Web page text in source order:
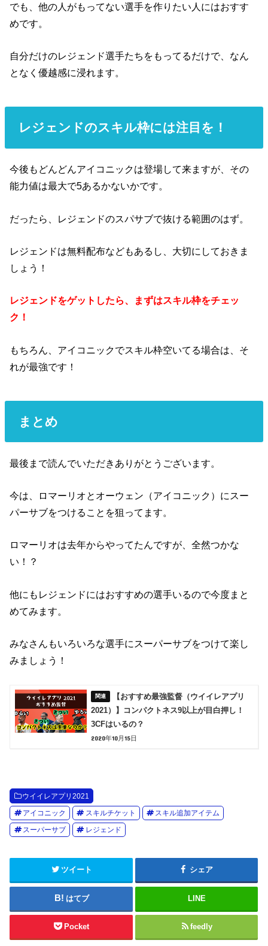
でも、他の人がもってない選手を作りたい人にはおすす
めです。
自分だけのレジェンド選手たちをもってるだけで、なん
となく優越感に浸れます。
レジェンドのスキル枠には注目を！
今後もどんどんアイコニックは登場して来ますが、その
能力値は最大で5あるかないかです。
だったら、レジェンドのスパサブで抜ける範囲のはず。
レジェンドは無料配布などもあるし、大切にしておきま
しょう！
レジェンドをゲットしたら、まずはスキル枠をチェッ
ク！
もちろん、アイコニックでスキル枠空いてる場合は、そ
れが最強です！
まとめ
最後まで読んでいただきありがとうございます。
今は、ロマーリオとオーウェン（アイコニック）にスー
パーサブをつけることを狙ってます。
ロマーリオは去年からやってたんですが、全然つかな
い！？
他にもレジェンドにはおすすめの選手いるので今度まと
めてみます。
みなさんもいろいろな選手にスーパーサブをつけて楽し
みましょう！
【おすすめ最強監督（ウイイレアプリ
2021）】コンパクトネス9以上が目白押し！
3CFはいるの？
2020年10月15日
ウイイレアプリ2021
アイコニック スキルチケット スキル追加アイテム
スーパーサブ レジェンド
ツイート シェア
はてブ LINE
Pocket feedly